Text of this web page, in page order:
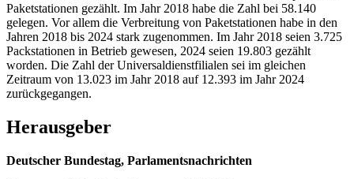
Paketstationen gezählt. Im Jahr 2018 habe die Zahl bei 58.140
gelegen. Vor allem die Verbreitung von Paketstationen habe in den
Jahren 2018 bis 2024 stark zugenommen. Im Jahr 2018 seien 3.725
Packstationen in Betrieb gewesen, 2024 seien 19.803 gezählt
worden. Die Zahl der Universaldienstfilialen sei im gleichen
Zeitraum von 13.023 im Jahr 2018 auf 12.393 im Jahr 2024
zurückgegangen.
Herausgeber
Deutscher Bundestag, Parlamentsnachrichten